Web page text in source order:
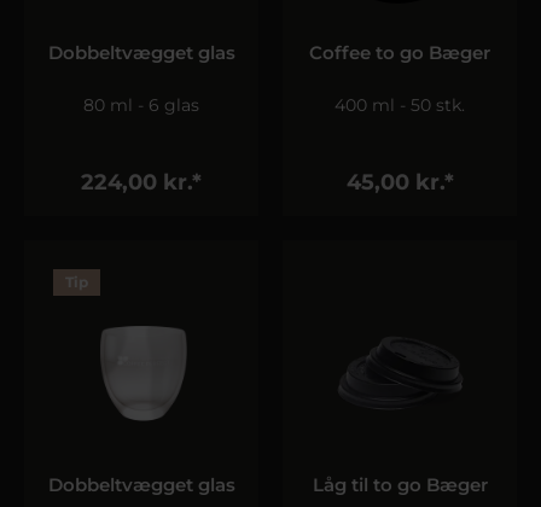
Dobbeltvægget glas
80 ml - 6 glas
224,00 kr.*
Coffee to go Bæger
400 ml - 50 stk.
45,00 kr.*
Tip
Dobbeltvægget glas Låg til to go Bæger